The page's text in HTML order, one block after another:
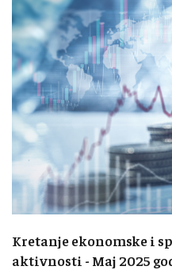
Kretanje ekonomske i
aktivnosti - Maj 2025